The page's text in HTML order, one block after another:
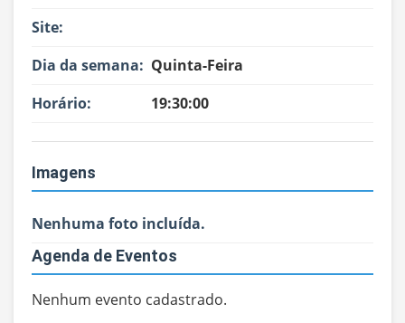
Site:
Dia da semana: Quinta-Feira
Horário:
19:30:00
Imagens
Nenhuma foto incluída.
Agenda de Eventos
Nenhum evento cadastrado.